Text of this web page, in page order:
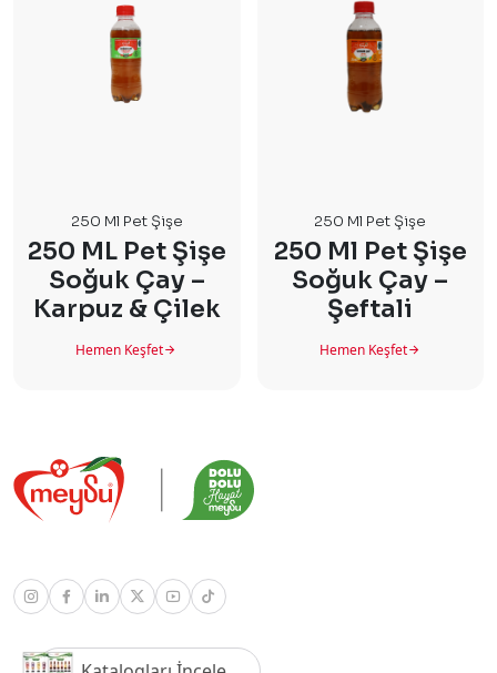
250 Ml Pet Şişe
250 ML Pet Şişe
Soğuk Çay –
Karpuz & Çilek
Hemen Keşfet
250 Ml Pet Şişe
250 Ml Pet Şişe
Soğuk Çay –
Şeftali
Hemen Keşfet